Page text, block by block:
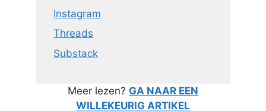
Instagram
Threads
Substack
Meer lezen? GA NAAR EEN
WILLEKEURIG ARTIKEL